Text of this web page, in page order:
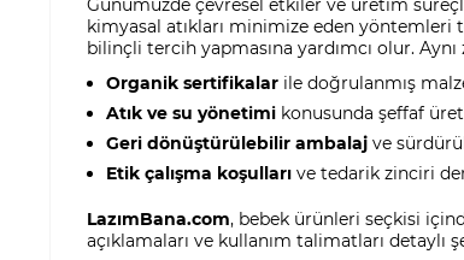
Günümüzde çevresel etkiler ve üretim
kimyasal atıkları minimize eden yöntemleri
bilinçli tercih yapmasına yardımcı olur.
Organik sertifikalar ile doğrulanmış
Atık ve su yönetimi konusunda şeffaf
Geri dönüştürülebilir ambalaj ve
Etik çalışma koşulları ve tedarik zinciri
LazımBana.com, bebek ürünleri seçkisi
açıklamaları ve kullanım talimatları detaylı